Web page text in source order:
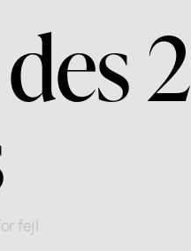
fejl